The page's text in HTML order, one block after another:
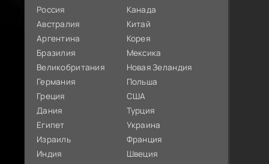
Россия
Австралия
Аргентина
Бразилия
Великобритания
Германия
Греция
Дания
Египет
Израиль
Индия
Канада
Китай
Корея
Мексика
Новая Зеландия
Польша
США
Турция
Украина
Франция
Швеция